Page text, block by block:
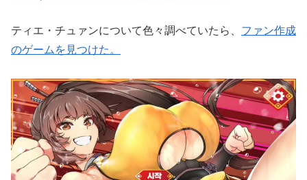
ティエ・チュァンについて色々調べていたら、 ファン作成
のゲームを見つけた。